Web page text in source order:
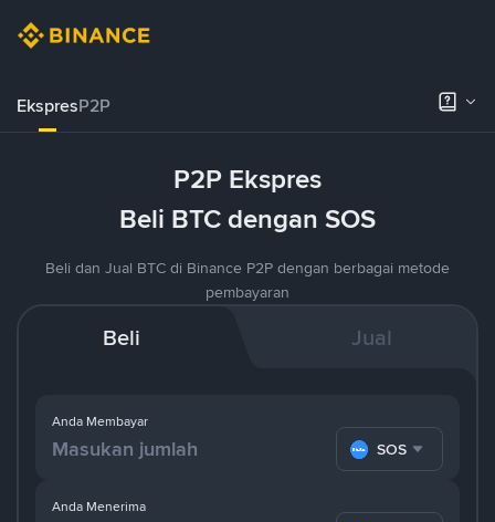
EkspresP2P
P2P Ekspres
Beli BTC dengan SOS
Beli dan Jual BTC di Binance P2P dengan berbagai metode
pembayaran
Beli Jual
Anda Membayar
SOS
Anda Menerima